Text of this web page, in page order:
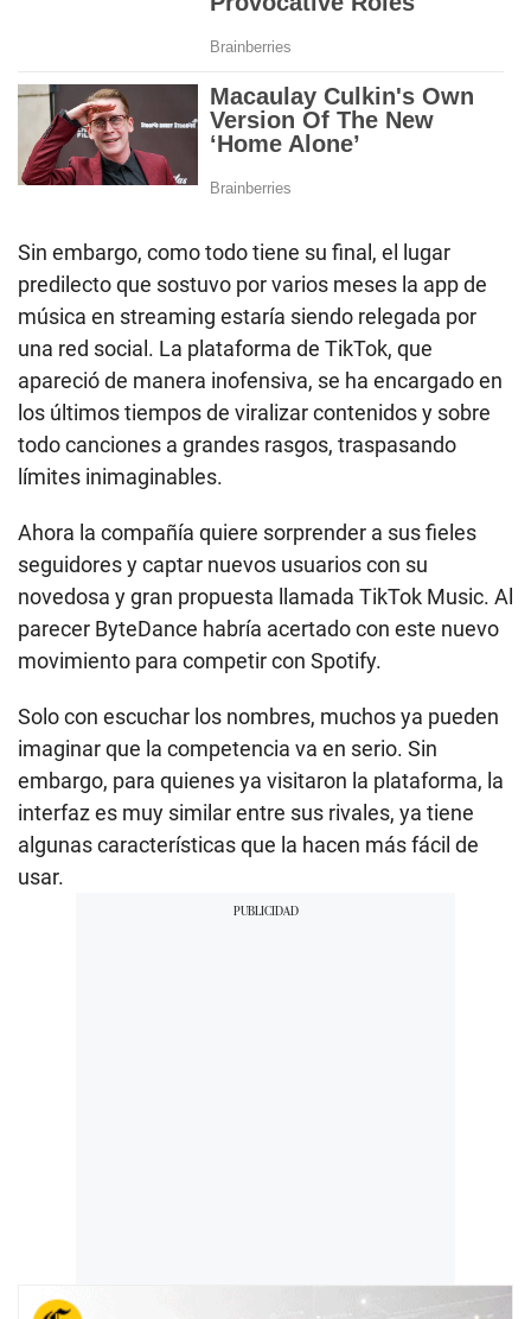
Sin embargo, como todo tiene su final, el lugar
predilecto que sostuvo por varios meses la app de
música en streaming estaría siendo relegada por
una red social. La plataforma de TikTok, que
apareció de manera inofensiva, se ha encargado en
los últimos tiempos de viralizar contenidos y sobre
todo canciones a grandes rasgos, traspasando
límites inimaginables.
Ahora la compañía quiere sorprender a sus fieles
seguidores y captar nuevos usuarios con su
novedosa y gran propuesta llamada TikTok Music. Al
parecer ByteDance habría acertado con este nuevo
movimiento para competir con Spotify.
Solo con escuchar los nombres, muchos ya pueden
imaginar que la competencia va en serio. Sin
embargo, para quienes ya visitaron la plataforma, la
interfaz es muy similar entre sus rivales, ya tiene
algunas características que la hacen más fácil de
usar.